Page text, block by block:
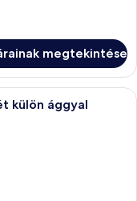
megtekintése
szoba, amelyben egy
külön ággyal